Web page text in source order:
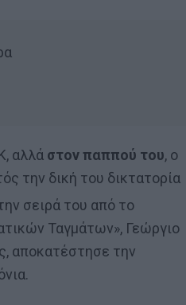
αλλά στον παππού του, ο
την δική του δικτατορία
σειρά του από το
Ταγμάτων», Γεώργιο
αποκατέστησε την